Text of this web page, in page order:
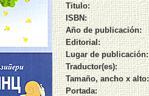
Titulo:
ISBN:
Año de publicación:
Editorial:
Lugar de publicación:
Traductor(es):
Tamaño, ancho x alto:
Portada: